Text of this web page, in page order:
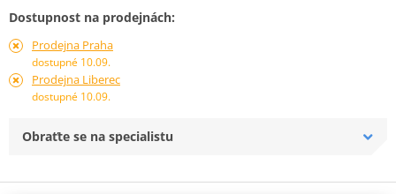
Dostupnost na prodejnách:
Prodejna Praha
dostupné 10.09.
Prodejna Liberec
dostupné 10.09.
Obraťte se na specialistu